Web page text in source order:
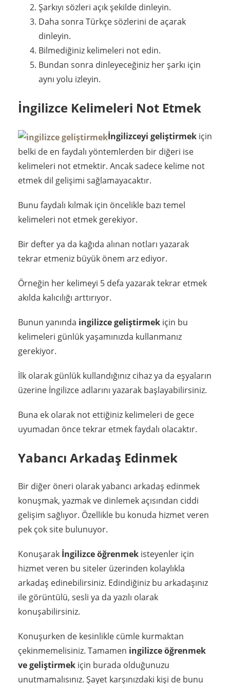
Şarkıyı sözleri açık şekilde dinleyin.
Daha sonra Türkçe sözlerini de açarak
dinleyin.
Bilmediğiniz kelimeleri not edin.
Bundan sonra dinleyeceğiniz her şarkı için
aynı yolu izleyin.
İngilizce Kelimeleri Not Etmek
İngilizceyi geliştirmek için
belki de en faydalı yöntemlerden bir diğeri ise
kelimeleri not etmektir. Ancak sadece kelime not
etmek dil gelişimi sağlamayacaktır.
Bunu faydalı kılmak için öncelikle bazı temel
kelimeleri not etmek gerekiyor.
Bir defter ya da kağıda alınan notları yazarak
tekrar etmeniz büyük önem arz ediyor.
Örneğin her kelimeyi 5 defa yazarak tekrar etmek
akılda kalıcılığı arttırıyor.
Bunun yanında ingilizce geliştirmek için bu
kelimeleri günlük yaşamınızda kullanmanız
gerekiyor.
İlk olarak günlük kullandığınız cihaz ya da eşyaların
üzerine İngilizce adlarını yazarak başlayabilirsiniz.
Buna ek olarak not ettiğiniz kelimeleri de gece
uyumadan önce tekrar etmek faydalı olacaktır.
Yabancı Arkadaş Edinmek
Bir diğer öneri olarak yabancı arkadaş edinmek
konuşmak, yazmak ve dinlemek açısından ciddi
gelişim sağlıyor. Özellikle bu konuda hizmet veren
pek çok site bulunuyor.
Konuşarak İngilizce öğrenmek isteyenler için
hizmet veren bu siteler üzerinden kolaylıkla
arkadaş edinebilirsiniz. Edindiğiniz bu arkadaşınız
ile görüntülü, sesli ya da yazılı olarak
konuşabilirsiniz.
Konuşurken de kesinlikle cümle kurmaktan
çekinmemelisiniz. Tamamen ingilizce öğrenmek
ve geliştirmek için burada olduğunuzu
unutmamalısınız. Şayet karşınızdaki kişi de bunu